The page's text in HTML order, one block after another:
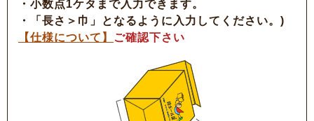
・小数点1ケタまで入力できます。
・「長さ＞巾」となるように入力してください。)
【仕様について】
ご確認下さい